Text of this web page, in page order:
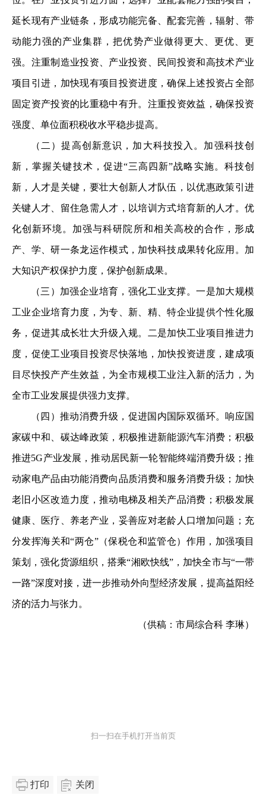
延长现有产业链条，形成功能完备、配套完善，辐射、带
动能力强的产业集群，把优势产业做得更大、更优、更
强。注重制造业投资、产业投资、民间投资和高技术产业
项目引进，加快现有项目投资进度，确保上述投资占全部
固定资产投资的比重稳中有升。注重投资效益，确保投资
强度、单位面积税收水平稳步提高。
（二）提高创新意识，加大科技投入。加强科技创
新，掌握关键技术，促进“三高四新”战略实施。科技创
新，人才是关键，要壮大创新人才队伍，以优惠政策引进
关键人才、留住急需人才，以培训方式培育新的人才。优
化创新环境。加强与科研院所和相关高校的合作，形成
产、学、研一条龙运作模式，加快科技成果转化应用。加
大知识产权保护力度，保护创新成果。
（三）加强企业培育，强化工业支撑。一是加大规模
工业企业培育力度，为专、新、精、特企业提供个性化服
务，促进其成长壮大升级入规。二是加快工业项目推进力
度，促使工业项目投资尽快落地，加快投资进度，建成项
目尽快投产产生效益，为全市规模工业注入新的活力，为
全市工业发展提供强力支撑。
（四）推动消费升级，促进国内国际双循环。响应国
家碳中和、碳达峰政策，积极推进新能源汽车消费；积极
推进5G产业发展，推动居民新一轮智能终端消费升级；推
动家电产品由功能消费向品质消费和服务消费升级；加快
老旧小区改造力度，推动电梯及相关产品消费；积极发展
健康、医疗、养老产业，妥善应对老龄人口增加问题；充
分发挥海关和“两仓”（保税仓和监管仓）作用，加强项目
策划，强化货源组织，搭乘“湘欧快线”，加快全市与“一带
一路”深度对接，进一步推动外向型经济发展，提高益阳经
济的活力与张力。
（供稿：市局综合科 李琳）
扫一扫在手机打开当前页
打印 关闭